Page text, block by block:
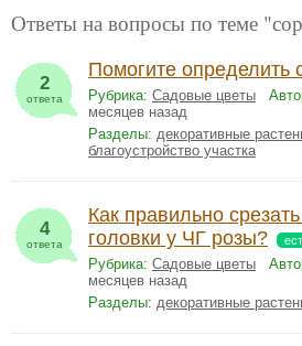
Ответы на вопросы по теме
2
ответа
Помогите определить
Рубрика: Садовые цветы
месяцев назад
Разделы: декоративные
благоустройство участка
4
ответа
Как правильно
головки у ЧГ розы?
Рубрика: Садовые цветы
месяцев назад
Разделы: декоративные